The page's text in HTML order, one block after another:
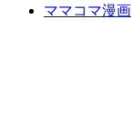
ママコマ漫画